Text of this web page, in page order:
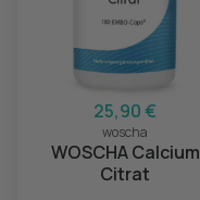
25,90 €
woscha
WOSCHA Calcium
Citrat